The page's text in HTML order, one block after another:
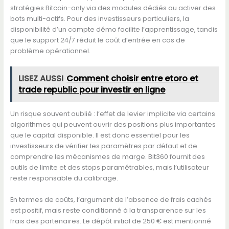
stratégies Bitcoin-only via des modules dédiés ou activer des
bots multi-actifs. Pour des investisseurs particuliers, la
disponibilité d’un compte démo facilite l’apprentissage, tandis
que le support 24/7 réduit le coût d’entrée en cas de
problème opérationnel.
LISEZ AUSSI Comment choisir entre etoro et
trade republic pour investir en ligne
Un risque souvent oublié : l’effet de levier implicite via certains
algorithmes qui peuvent ouvrir des positions plus importantes
que le capital disponible. Il est donc essentiel pour les
investisseurs de vérifier les paramètres par défaut et de
comprendre les mécanismes de marge. Bit360 fournit des
outils de limite et des stops paramétrables, mais l’utilisateur
reste responsable du calibrage.
En termes de coûts, l’argument de l’absence de frais cachés
est positif, mais reste conditionné à la transparence sur les
frais des partenaires. Le dépôt initial de 250 € est mentionné